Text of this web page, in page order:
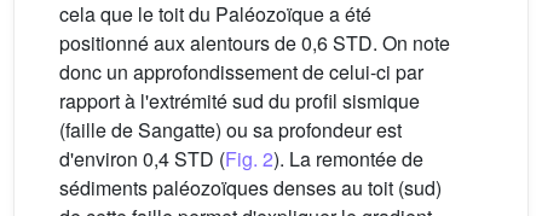
cela que le toit du Paléozoïque a été
positionné aux alentours de 0,6 STD. On note
donc un approfondissement de celui-ci par
rapport à l'extrémité sud du profil sismique
(faille de Sangatte) ou sa profondeur est
d'environ 0,4 STD (Fig. 2). La remontée de
sédiments paléozoïques denses au toit (sud)